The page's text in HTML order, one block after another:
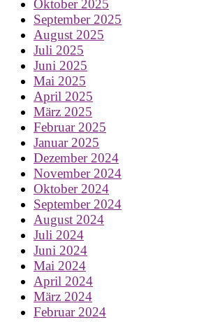
Oktober 2025
September 2025
August 2025
Juli 2025
Juni 2025
Mai 2025
April 2025
März 2025
Februar 2025
Januar 2025
Dezember 2024
November 2024
Oktober 2024
September 2024
August 2024
Juli 2024
Juni 2024
Mai 2024
April 2024
März 2024
Februar 2024